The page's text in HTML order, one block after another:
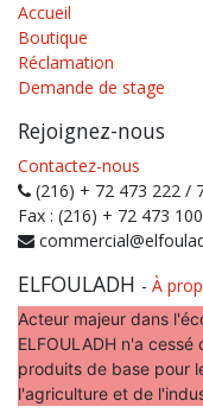
Accueil
Boutique
Réclamation
Demande de stage
Rejoignez-nous
Contactez-nous
(216) + 72 473 222 /
Fax : (216) + 72 473 100
ELFOULADH - À
Acteur majeur dans
ELFOULADH n'a
produits de base pour
l'agriculture et de